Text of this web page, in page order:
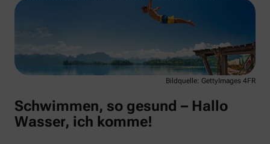
Bildquelle: GettyImages 4FR
Schwimmen, so gesund – Hallo
Wasser, ich komme!